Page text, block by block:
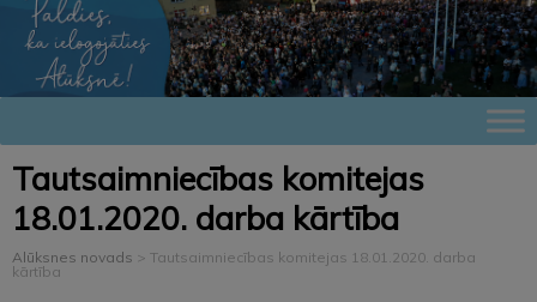
Tautsaimniecības komitejas
18.01.2020. darba kārtība
Alūksnes novads > Tautsaimniecības komitejas 18.01.2020. darba
kārtība